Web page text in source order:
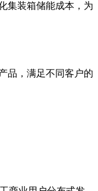
集装箱储能成本，为
品，满足不同客户的